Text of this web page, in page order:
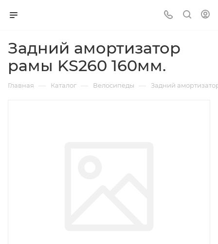
Задний амортизатор
рамы KS260 160мм.
Главная — Каталог — Велосипеды — Задний